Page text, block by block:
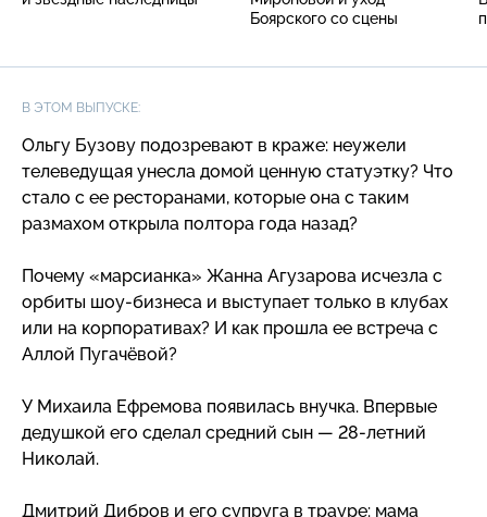
Боярского со сцены
В ЭТОМ ВЫПУСКЕ:
Ольгу Бузову подозревают в краже: неужели
телеведущая унесла домой ценную статуэтку? Что
стало с ее ресторанами, которые она с таким
размахом открыла полтора года назад?
Почему «марсианка» Жанна Агузарова исчезла с
орбиты шоу-бизнеса и выступает только в клубах
или на корпоративах? И как прошла ее встреча с
Аллой Пугачёвой?
У Михаила Ефремова появилась внучка. Впервые
дедушкой его сделал средний сын — 28-летний
Николай.
Дмитрий Дибров и его супруга в трауре: мама